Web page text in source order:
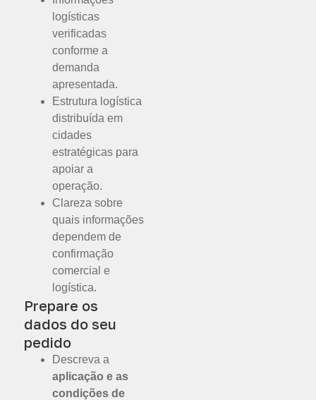
logísticas
verificadas
conforme a
demanda
apresentada.
Estrutura logística
distribuída em
cidades
estratégicas para
apoiar a
operação.
Clareza sobre
quais informações
dependem de
confirmação
comercial e
logística.
Prepare os
dados do seu
pedido
Descreva a
aplicação e as
condições de